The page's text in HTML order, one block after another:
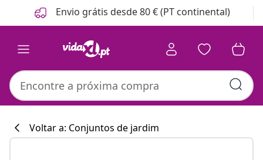
Anterior
Seguinte Envio grátis desde 80 € (PT continental)
Voltar a: Conjuntos de jardim